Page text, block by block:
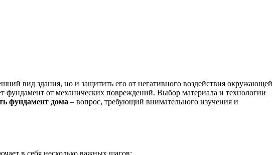
вид здания, но и защитить его от негативного воздействия окружающей
от механических повреждений. Выбор материала и технологии
фундамент дома – вопрос, требующий внимательного изучения и
в себя несколько важных шагов: